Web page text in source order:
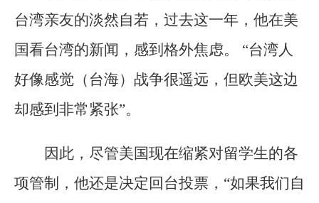
台湾亲友的淡然自若，过去这一年，他在美
国看台湾的新闻，感到格外焦虑。 “台湾人
好像感觉（台海）战争很遥远，但欧美这边
却感到非常紧张”。
因此，尽管美国现在缩紧对留学生的各
项管制，他还是决定回台投票，“如果我们自